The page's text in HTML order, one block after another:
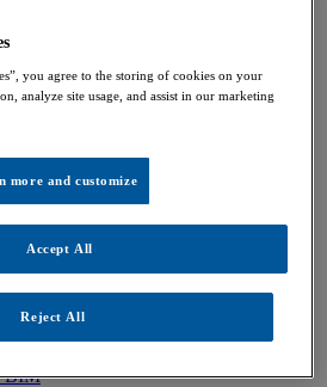
- SAG Blue
Air Connect
- App Cataloghi e listino
Energetica
assistenza autorizzato
Caldaia
Green 5
Professional (>35 kW)
Baxi
BIM
you agree to the storing of cookies on your
analyze site usage, and assist in our marketing
more and customize
Reject All
Accept All